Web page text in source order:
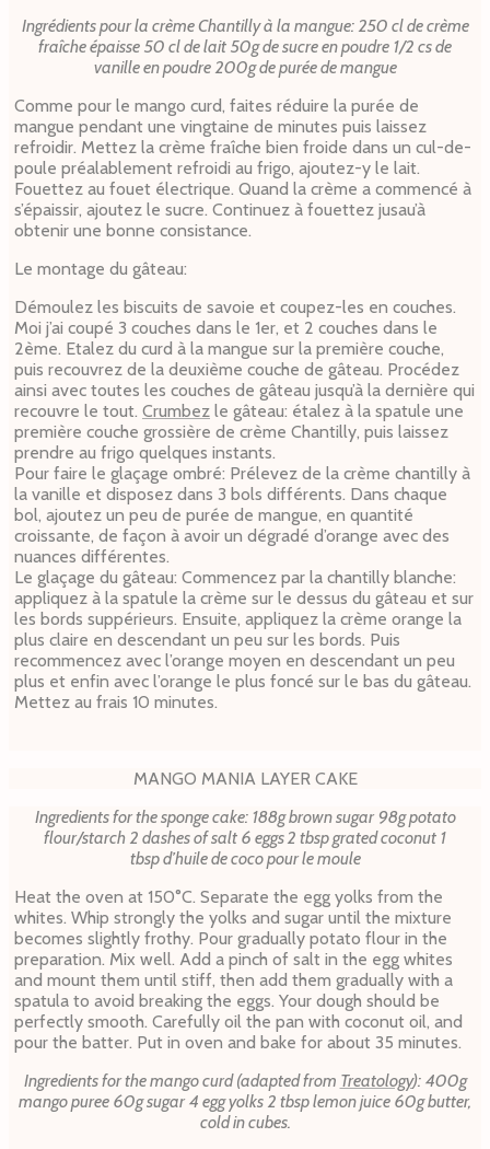
Ingrédients pour la crème Chantilly à la mangue: 250 cl de crème
fraîche épaisse 50 cl de lait 50g de sucre en poudre 1/2 cs de
vanille en poudre 200g de purée de mangue
Comme pour le mango curd, faites réduire la purée de
mangue pendant une vingtaine de minutes puis laissez
refroidir. Mettez la crème fraîche bien froide dans un cul-de-
poule préalablement refroidi au frigo, ajoutez-y le lait.
Fouettez au fouet électrique. Quand la crème a commencé à
s’épaissir, ajoutez le sucre. Continuez à fouettez jusau’à
obtenir une bonne consistance.
Le montage du gâteau:
Démoulez les biscuits de savoie et coupez-les en couches.
Moi j’ai coupé 3 couches dans le 1er, et 2 couches dans le
2ème. Etalez du curd à la mangue sur la première couche,
puis recouvrez de la deuxième couche de gâteau. Procédez
ainsi avec toutes les couches de gâteau jusqu’à la dernière qui
recouvre le tout. Crumbez le gâteau: étalez à la spatule une
première couche grossière de crème Chantilly, puis laissez
prendre au frigo quelques instants.
Pour faire le glaçage ombré: Prélevez de la crème chantilly à
la vanille et disposez dans 3 bols différents. Dans chaque
bol, ajoutez un peu de purée de mangue, en quantité
croissante, de façon à avoir un dégradé d’orange avec des
nuances différentes.
Le glaçage du gâteau: Commencez par la chantilly blanche:
appliquez à la spatule la crème sur le dessus du gâteau et sur
les bords suppérieurs. Ensuite, appliquez la crème orange la
plus claire en descendant un peu sur les bords. Puis
recommencez avec l’orange moyen en descendant un peu
plus et enfin avec l’orange le plus foncé sur le bas du gâteau.
Mettez au frais 10 minutes.
MANGO MANIA LAYER CAKE
Ingredients for the sponge cake: 188g brown sugar 98g potato
flour/starch 2 dashes of salt 6 eggs 2 tbsp grated coconut 1
tbsp d’huile de coco pour le moule
Heat the oven at 150°C. Separate the egg yolks from the
whites. Whip strongly the yolks and sugar until the mixture
becomes slightly frothy. Pour gradually potato flour in the
preparation. Mix well. Add a pinch of salt in the egg whites
and mount them until stiff, then add them gradually with a
spatula to avoid breaking the eggs. Your dough should be
perfectly smooth. Carefully oil the pan with coconut oil, and
pour the batter. Put in oven and bake for about 35 minutes.
Ingredients for the mango curd (adapted from Treatology): 400g
mango puree 60g sugar 4 egg yolks 2 tbsp lemon juice 60g butter,
cold in cubes.